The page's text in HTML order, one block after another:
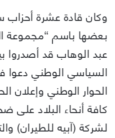
وكان قادة عشرة أحزاب
بعضها باسم “مجموعة
عبد الوهاب قد أصدروا
السياسي الوطني دعوا
الحوار الوطني وإعلان
كافة أنحاء البلاد على
لشركة (آبيه للطيران)